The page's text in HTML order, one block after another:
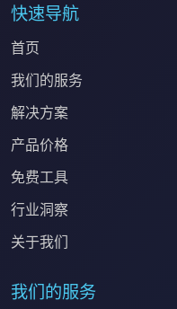
快速导航
首页
我们的服务
解决方案
产品价格
免费工具
行业洞察
关于我们
我们的服务